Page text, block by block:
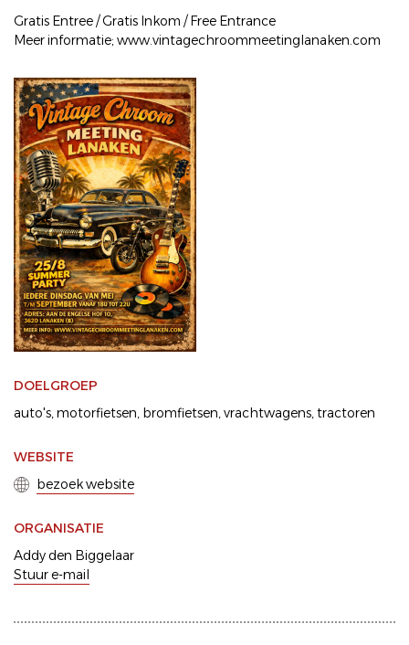
Gratis Entree / Gratis Inkom / Free Entrance
Meer informatie; www.vintagechroommeetinglanaken.com
DOELGROEP
auto's motorfietsen bromfietsen vrachtwagens tractoren
WEBSITE
bezoek website
ORGANISATIE
Addy den Biggelaar
Stuur e-mail